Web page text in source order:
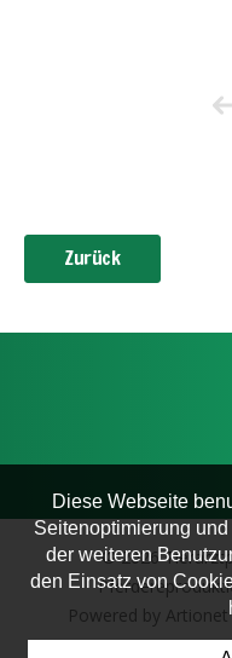
Zurück
© 2026
Powered by Artionet
Diese Webseite
Seitenoptimierung
der weiteren
den Einsatz von